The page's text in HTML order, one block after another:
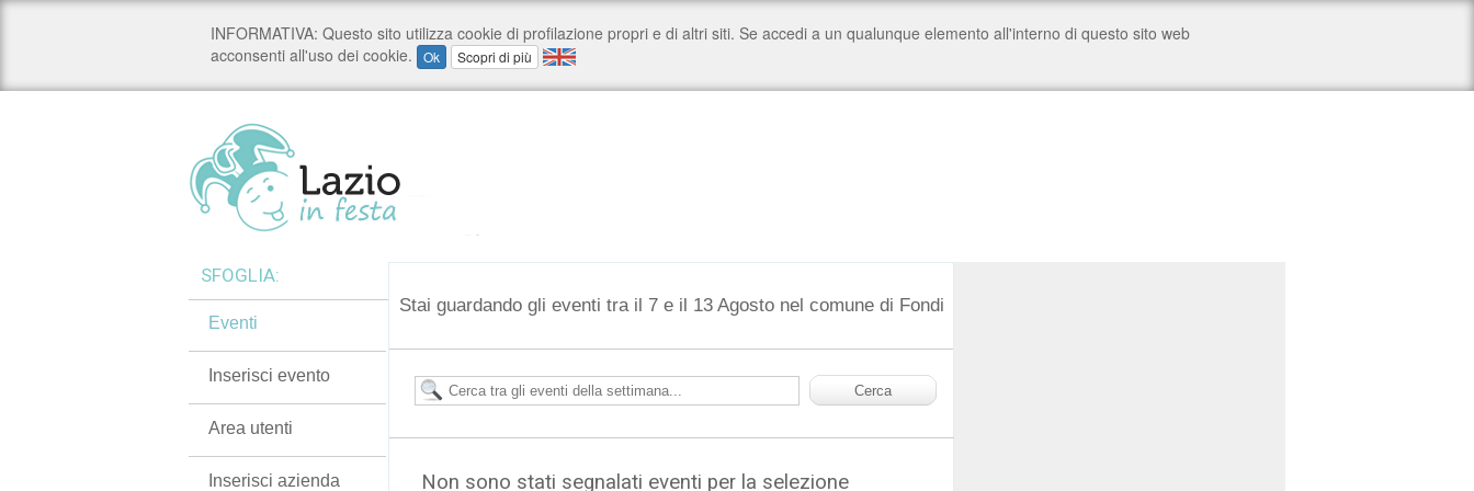
Stai guardando gli eventi tra il 7 e il 13 Agosto nel comune di Fondi
Non sono stati segnalati eventi per la selezione
SFOGLIA:
Eventi
Inserisci evento
Area utenti
Inserisci azienda